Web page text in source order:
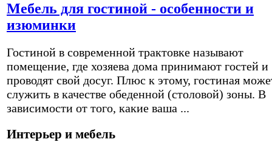
Мебель для гостиной - особенности и
изюминки
Гостиной в современной трактовке называют
помещение, где хозяева дома принимают гостей и
проводят свой досуг. Плюс к этому, гостиная
служить в качестве обеденной (столовой) зоны. В
зависимости от того, какие ваша ...
Интерьер и мебель